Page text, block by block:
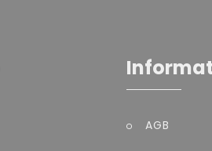
AGB